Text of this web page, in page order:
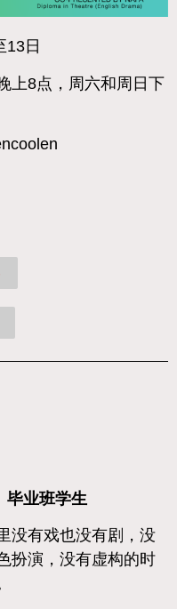
13日
上8点，周六和周日下
毕业班学生
没有戏也没有剧，没
扮演，没有虚构的时